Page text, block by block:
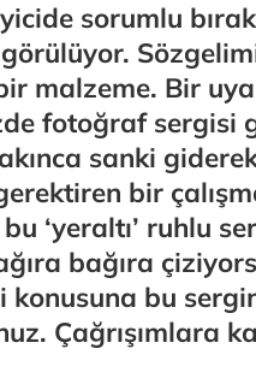
sorumlu
malzeme. Bir
fotoğraf sergisi
sanki
bir
‘yeraltı’ ruhlu
bağıra
konusuna bu
Çağrışımlara